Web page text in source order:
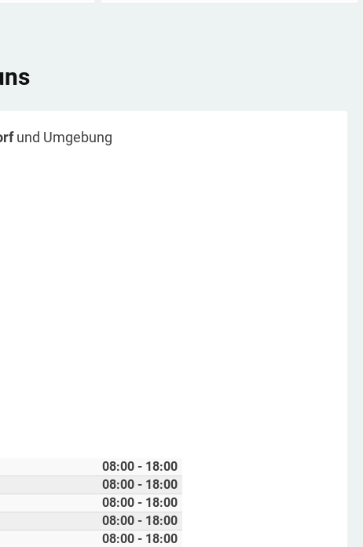
und Umgebung
08:00 - 18:00
08:00 - 18:00
08:00 - 18:00
08:00 - 18:00
08:00 - 18:00